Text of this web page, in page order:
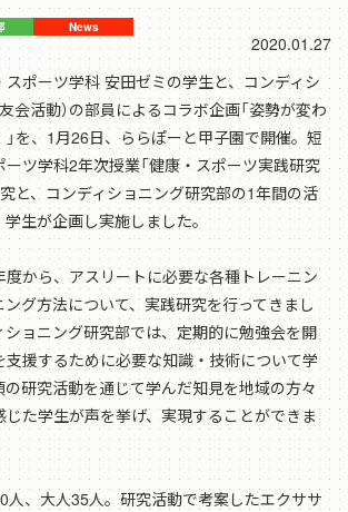
2020.01.27
ポーツ学科 安田ゼミの学生と、コンディシ
会活動）の部員によるコラボ企画「姿勢が変わ
を、1月26日、ららぽーと甲子園で開催。短
ツ学科2年次授業「健康・スポーツ実践研究
究と、コンディショニング研究部の1年間の活
生が企画し実施しました。
から、アスリートに必要な各種トレーニン
グ方法について、実践研究を行ってきまし
ショニング研究部では、定期的に勉強会を開
援するために必要な知識・技術について学
研究活動を通じて学んだ知見を地域の方々
じた学生が声を挙げ、実現することができま
、大人35人。研究活動で考案したエクササ